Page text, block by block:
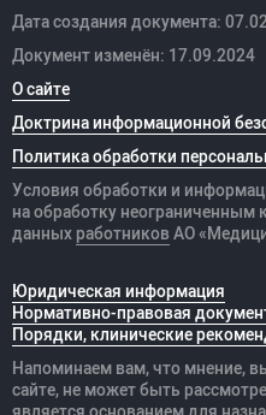
Дата создания документа:
Документ изменён: 17.09.2024
О сайте
Доктрина информационной
Политика обработки
Условия обработки и
на обработку неограниченным
данных работников АО
Юридическая информация
Нормативно-правовая
Порядки, клинические
Напоминаем вам, что мнение,
сайте, не может быть